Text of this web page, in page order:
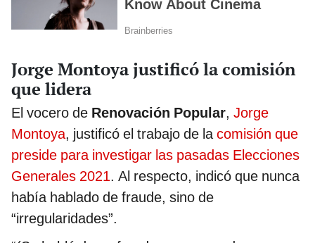
Jorge Montoya justificó la comisión
que lidera
El vocero de Renovación Popular, Jorge
Montoya, justificó el trabajo de lacomisión que
preside para investigar las pasadas Elecciones
Generales 2021. Al respecto, indicó que nunca
había hablado de fraude, sino de
“irregularidades”.